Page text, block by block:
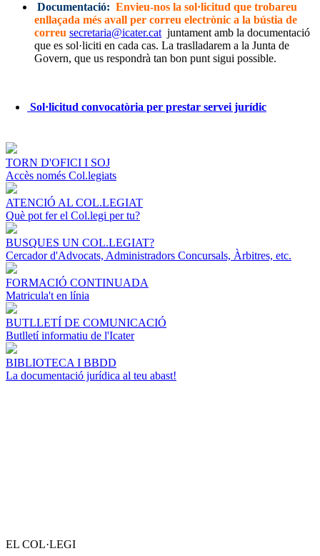
Documentació: Envieu-nos la sol·licitud que trobareu
enllaçada més avall per correu electrònic a la bústia de
correu secretaria@icater.cat juntament amb la documentació
que es sol·liciti en cada cas. La traslladarem a la Junta de
Govern, que us respondrà tan bon punt sigui possible.
Sol·licitud convocatòria per prestar servei jurídic
TORN D'OFICI I SOJ
Accès només Col.legiats
ATENCIÓ AL COL.LEGIAT
Què pot fer el Col.legi per tu?
BUSQUES UN COL.LEGIAT?
Cercador d'Advocats, Administradors Concursals, Àrbitres, etc.
FORMACIÓ CONTINUADA
Matricula't en línia
BUTLLETÍ DE COMUNICACIÓ
Butlletí informatiu de l'Icater
BIBLIOTECA I BBDD
La documentació jurídica al teu abast!
EL COL·LEGI